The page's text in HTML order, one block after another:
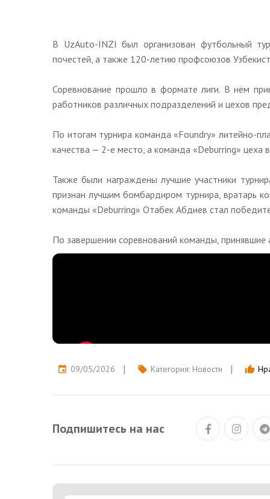
В UzAuto-INZI был организован футбольный
почестей, а также 120-летию профсоюзов
Соревнование прошло в формате лиги. В нём
работников различных подразделений и цехов
По итогам турнира команда «Foundry» литейно-
качества — 2-е место, а команда «Deburring»
Также были награждены лучшие участники
признан лучшим бомбардиром турнира, вратарь
команды «Deburring» Отабек Абдиев стал
По завершении соревнований команды, принявшие
event 09/05/2026 local_offer Категория: Новости thumb_up
Подпишитесь на нас